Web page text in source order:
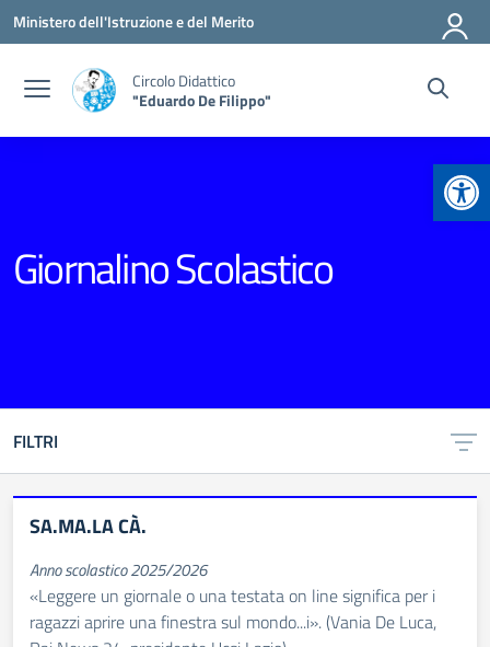
Vai ai contenuti
Vai al menu di navigazione
Vai al footer
Ministero dell'Istruzione e del Merito
Circolo Didattico
"Eduardo De Filippo"
Giornalino Scolastico
FILTRI
SA.MA.LA CÀ.
Anno scolastico 2025/2026
«Leggere un giornale o una testata on line significa per i
ragazzi aprire una finestra sul mondo...i». (Vania De Luca,